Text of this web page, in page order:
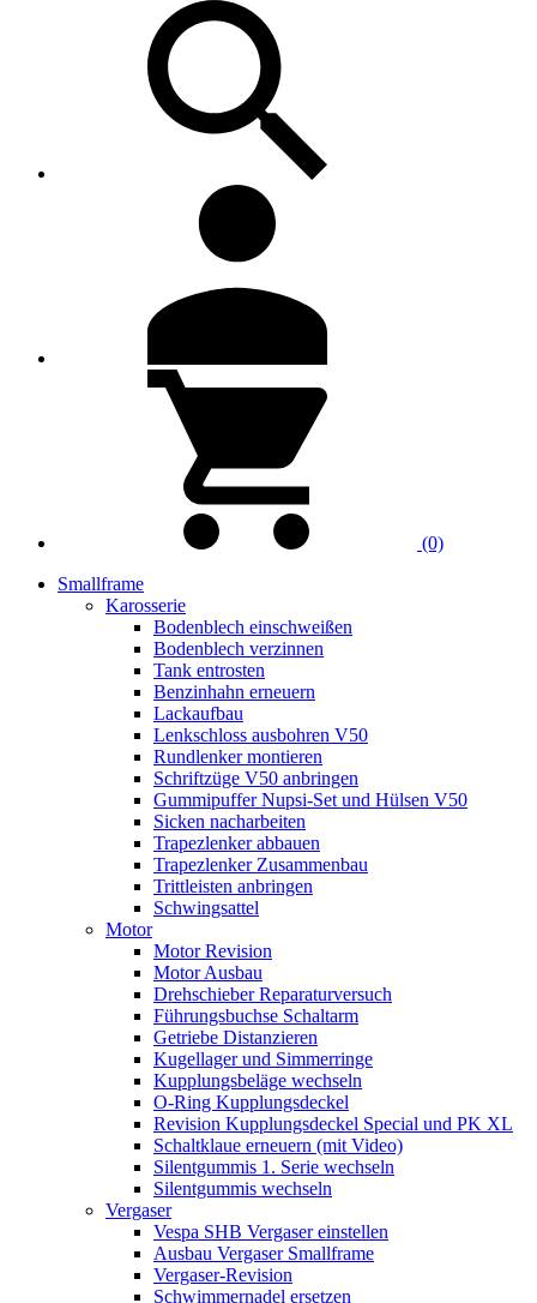
(0)
Smallframe
Karosserie
Bodenblech einschweißen
Bodenblech verzinnen
Tank entrosten
Benzinhahn erneuern
Lackaufbau
Lenkschloss ausbohren V50
Rundlenker montieren
Schriftzüge V50 anbringen
Gummipuffer Nupsi-Set und Hülsen V50
Sicken nacharbeiten
Trapezlenker abbauen
Trapezlenker Zusammenbau
Trittleisten anbringen
Schwingsattel
Motor
Motor Revision
Motor Ausbau
Drehschieber Reparaturversuch
Führungsbuchse Schaltarm
Getriebe Distanzieren
Kugellager und Simmerringe
Kupplungsbeläge wechseln
O-Ring Kupplungsdeckel
Revision Kupplungsdeckel Special und PK XL
Schaltklaue erneuern (mit Video)
Silentgummis 1. Serie wechseln
Silentgummis wechseln
Vergaser
Vespa SHB Vergaser einstellen
Ausbau Vergaser Smallframe
Vergaser-Revision
Schwimmernadel ersetzen